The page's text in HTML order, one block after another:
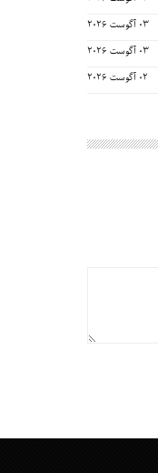
03 آگوست 2026
03 آگوست 2026
02 آگوست 2026